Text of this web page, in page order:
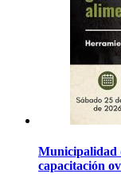
Municipalidad
capacitación